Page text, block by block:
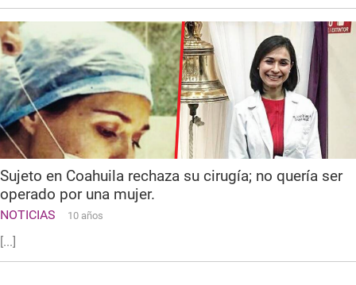
Sujeto en Coahuila rechaza su cirugía; no quería ser
operado por una mujer.
NOTICIAS 10 años
[...]